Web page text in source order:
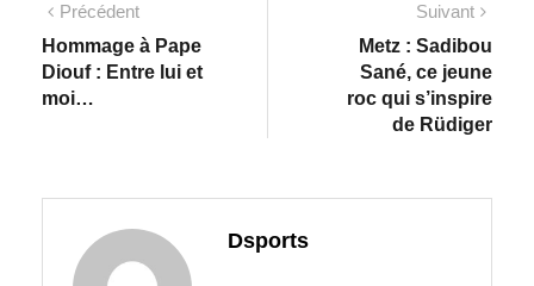
Précédent
Hommage à Pape
Diouf : Entre lui et
moi…
Suivant
Metz : Sadibou
Sané, ce jeune
roc qui s’inspire
de Rüdiger
Dsports